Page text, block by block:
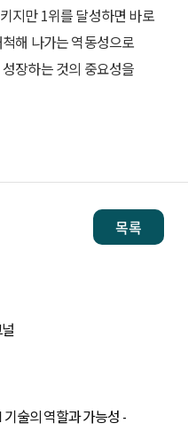
지만 1위를 달성하면 바로
해 나가는 역동성으로
장하는 것의 중요성을
목록
술의 역할과 가능성 -